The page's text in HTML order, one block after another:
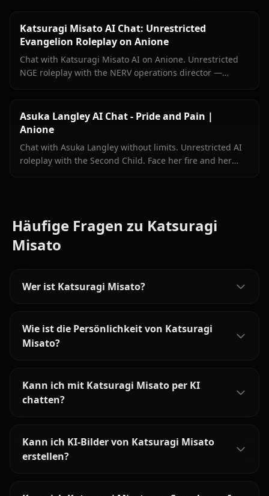
Katsuragi Misato AI Chat: Unrestricted
Evangelion Roleplay on Anione
Chat with Katsuragi Misato AI on Anione. Unrestricted
NGE roleplay with the NERV operations director —
Asuka Langley AI Chat - Pride and Pain |
Anione
Chat with Asuka Langley without limits. Unrestricted AI
roleplay with the Second Child. Face her fire and her
Häufige Fragen zu Katsuragi
Misato
Wer ist Katsuragi Misato?
Wie ist die Persönlichkeit von Katsuragi
Misato?
Kann ich mit Katsuragi Misato per KI
chatten?
Kann ich KI-Bilder von Katsuragi Misato
erstellen?